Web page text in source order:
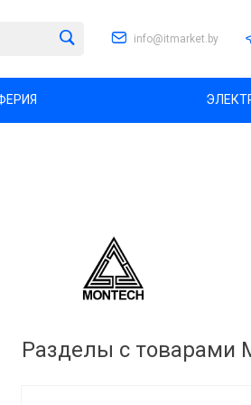
info@itmarket.by
Разделы с товарами